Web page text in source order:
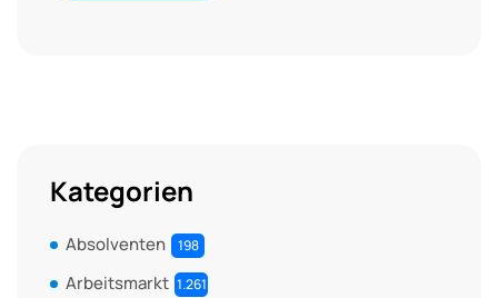
Kategorien
Absolventen 198
Arbeitsmarkt 1.261